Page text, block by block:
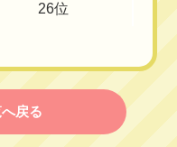
26位
戻る